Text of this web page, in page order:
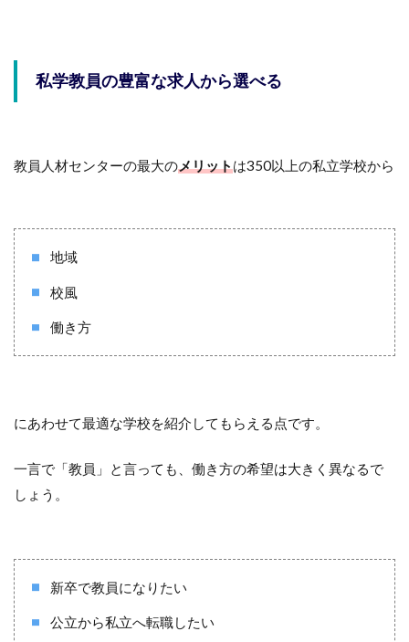
私学教員の豊富な求人から選べる
教員人材センターの最大のメリットは350以上の私立学校から
地域
校風
働き方
にあわせて最適な学校を紹介してもらえる点です。
一言で「教員」と言っても、働き方の希望は大きく異なるで
しょう。
新卒で教員になりたい
公立から私立へ転職したい